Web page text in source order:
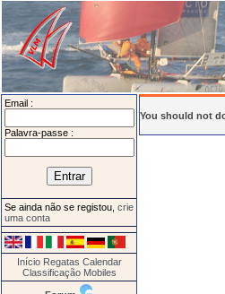
Email :
Palavra-passe :
Se ainda não se registou, crie
uma conta
Início Regatas Calendar
Classificação Mobiles
You should not